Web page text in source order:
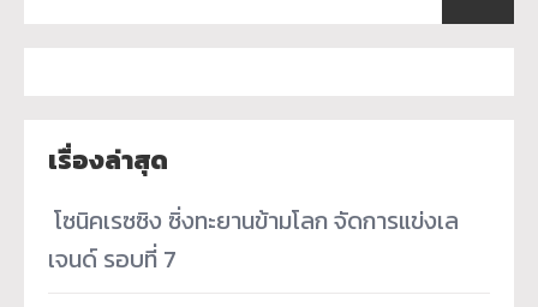
เรื่องล่าสุด
­ โซนิคเรซซิง ซิ่งทะยานข้ามโลก จัดการแข่งเล
เจนด์ รอบที่ 7